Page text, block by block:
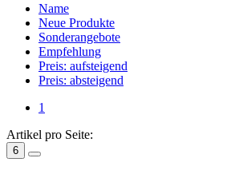
Name
Neue Produkte
Sonderangebote
Empfehlung
Preis: aufsteigend
Preis: absteigend
1
Artikel pro Seite:
6